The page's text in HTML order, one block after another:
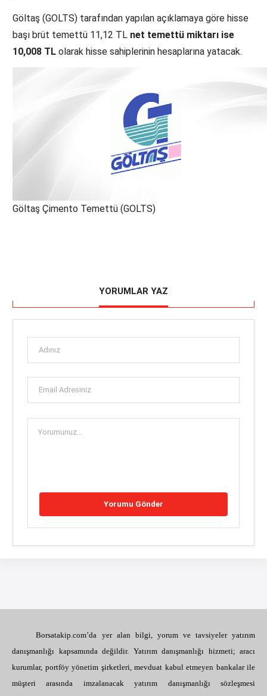
Göltaş (GOLTS) tarafından yapılan açıklamaya göre hisse
başı brüt temettü 11,12 TL net temettü miktarı ise
10,008 TL olarak hisse sahiplerinin hesaplarına yatacak.
Göltaş Çimento Temettü (GOLTS)
YORUMLAR YAZ
Borsatakip.com’da yer alan bilgi, yorum ve tavsiyeler yatırım
danışmanlığı kapsamında değildir. Yatırım danışmanlığı hizmeti; aracı
kurumlar, portföy yönetim şirketleri, mevduat kabul etmeyen bankalar ile
müşteri arasında imzalanacak yatırım danışmanlığı sözleşmesi